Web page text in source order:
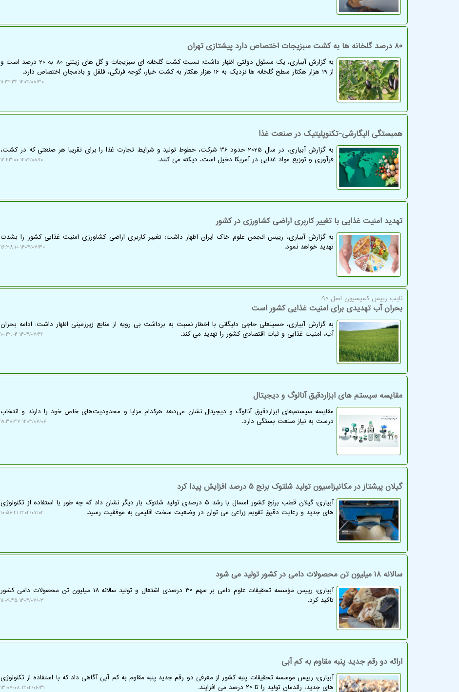
۸۰ درصد گلخانه ها به کشت سبزیجات اختصاص دارد پیشتازی تهران
به گزارش آبیاری، یک مسئول دولتی اظهار داشت: نسبت کشت گلخانه ای سبزیجات و گل های زینتی 80 به 20 درصد است و
از 19 هزار هکتار سطح گلخانه ها نزدیک به 16 هزار هکتار به کشت خیار، گوجه فرنگی، فلفل و بادمجان اختصاص دارد.
۱۴۰۴/۰۸/۳۰ ۱۱:۲۴:۳۲
همبستگی الیگارشی-تکنوپلیتیک در صنعت غذا
به گزارش آبیاری، در سال 2025 حدود 36 شرکت، خطوط تولید و شرایط تجارت غذا را برای تقریبا هر صنعتی که در کشت،
فرآوری و توزیع مواد غذایی در آمریکا دخیل است، دیکته می کنند.
۱۴۰۴/۰۸/۱۰ ۱۲:۴۳:۰۰
تهدید امنیت غذایی با تغییر کاربری اراضی کشاورزی در کشور
به گزارش آبیاری، رییس انجمن علوم خاک ایران اظهار داشت: تغییر کاربری اراضی کشاورزی امنیت غذایی کشور را بشدت
تهدید خواهد نمود.
۱۴۰۴/۰۷/۳۰ ۱۶:۳۸:۱۰
نایب رییس کمیسیون اصل ۹۰:
بحران آب تهدیدی برای امنیت غذایی کشور است
به گزارش آبیاری، حسینعلی حاجی دلیگانی با اخطار نسبت به برداشت بی رویه از منابع زیرزمینی اظهار داشت: ادامه بحران
آب، امنیت غذایی و ثبات اقتصادی کشور را تهدید می کند.
۱۴۰۴/۰۷/۲۲ ۱۰:۲۲:۰۴
مقایسه سیستم های ابزاردقیق آنالوگ و دیجیتال
مقایسه سیستم‌های ابزاردقیق آنالوگ و دیجیتال نشان می‌دهد هرکدام مزایا و محدودیت‌های خاص خود را دارند و انتخاب
درست به نیاز صنعت بستگی دارد.
۱۴۰۴/۰۷/۰۶ ۱۹:۳۸:۴۷
گیلان پیشتاز در مکانیزاسیون تولید شلتوک برنج ۵ درصد افزایش پیدا کرد
آبیاری: گیلان قطب برنج کشور امسال با رشد ۵ درصدی تولید شلتوک بار دیگر نشان داد که چه طور با استفاده از تکنولوژی
های جدید و رعایت دقیق تقویم زراعی می توان در وضعیت سخت اقلیمی به موفقیت رسید.
۱۴۰۴/۰۷/۰۴ ۱۰:۵۶:۴۱
سالانه ۱۸ میلیون تن محصولات دامی در کشور تولید می شود
آبیاری: رییس مؤسسه تحقیقات علوم دامی بر سهم ۳۰ درصدی اشتغال و تولید سالانه ۱۸ میلیون تن محصولات دامی کشور
تاکید کرد.
۱۴۰۴/۰۷/۰۳ ۱۱:۰۹:۴۵
ارائه دو رقم جدید پنبه مقاوم به کم آبی
آبیاری: رییس موسسه تحقیقات پنبه کشور از معرفی دو رقم جدید پنبه مقاوم به کم آبی آگاهی داد که با استفاده از تکنولوژی
های جدید، راندمان تولید را تا ۲۰ درصد می افزایند.
۱۴۰۴/۰۶/۳۱ ۱۳:۰۷:۰۸